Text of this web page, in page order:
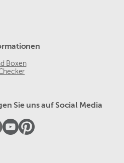
Boxen
Sie uns auf Social Media